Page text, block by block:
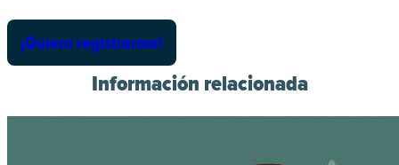
¡Quiero registrarme!
Información relacionada